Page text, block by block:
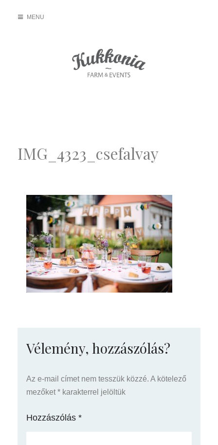
MENU
IMG_4323_csefalvay
Vélemény, hozzászólás?
Az e-mail címet nem tesszük közzé. A kötelező
mezőket * karakterrel jelöltük
Hozzászólás *